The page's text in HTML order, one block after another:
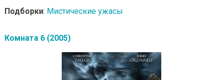
Подборки: Мистические ужасы
Комната 6 (2005)